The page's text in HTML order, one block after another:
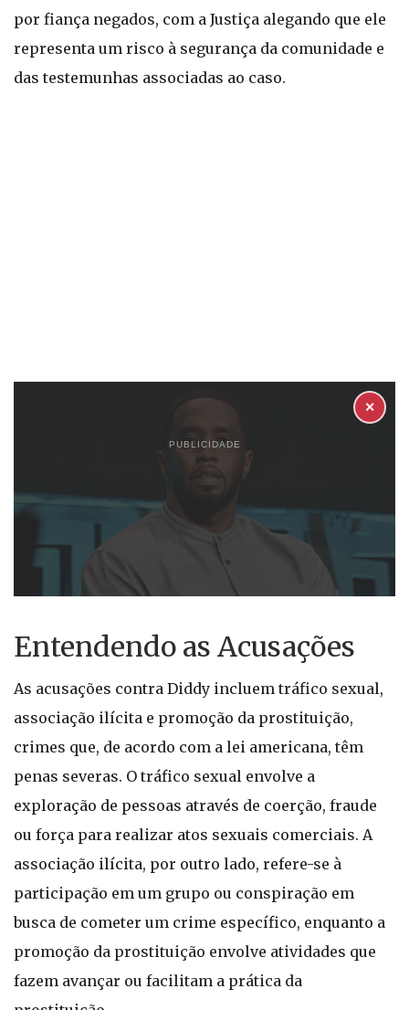
por fiança negados, com a Justiça alegando que ele
representa um risco à segurança da comunidade e
das testemunhas associadas ao caso.
PUBLICIDADE
✕
Entendendo as Acusações
As acusações contra Diddy incluem tráfico sexual,
associação ilícita e promoção da prostituição,
crimes que, de acordo com a lei americana, têm
penas severas. O tráfico sexual envolve a
exploração de pessoas através de coerção, fraude
ou força para realizar atos sexuais comerciais. A
associação ilícita, por outro lado, refere-se à
participação em um grupo ou conspiração em
busca de cometer um crime específico, enquanto a
promoção da prostituição envolve atividades que
fazem avançar ou facilitam a prática da